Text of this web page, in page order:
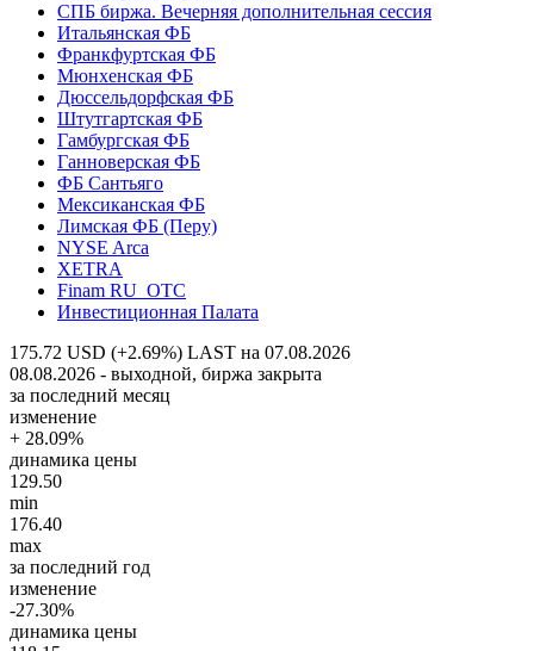
СПБ биржа. Вечерняя дополнительная сессия
Итальянская ФБ
Франкфуртская ФБ
Мюнхенская ФБ
Дюссельдорфская ФБ
Штутгартская ФБ
Гамбургская ФБ
Ганноверская ФБ
ФБ Сантьяго
Мексиканская ФБ
Лимская ФБ (Перу)
NYSE Arca
XETRA
Finam RU_OTC
Инвестиционная Палата
175.72 USD (+2.69%) LAST на 07.08.2026
08.08.2026 - выходной, биржа закрыта
за последний месяц
изменение
+ 28.09%
динамика цены
129.50
min
176.40
max
за последний год
изменение
-27.30%
динамика цены